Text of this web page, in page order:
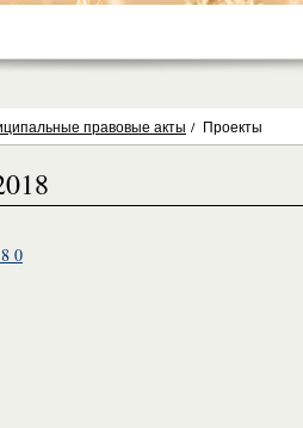
правовые акты / Проекты
0